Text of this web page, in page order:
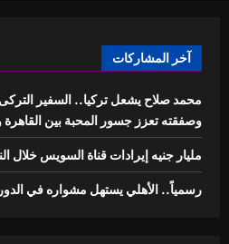
آخر المشاركات
محمد صلاح يشعل تركيا.. السفير
وصفقته تعزز جسور المحبة بين القاهرة
مليار جنيه إيرادات قناة السويس خلال
رسمياً.. الأهلي يستهل مشواره في